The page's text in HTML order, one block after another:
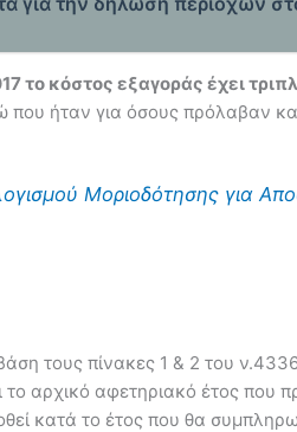
το κόστος εξαγοράς έχει
που ήταν για όσους πρόλαβαν
Μοριοδότησης για
τους πίνακες 1 & 2 του
αρχικό αφετηριακό έτος που
κατά το έτος που θα